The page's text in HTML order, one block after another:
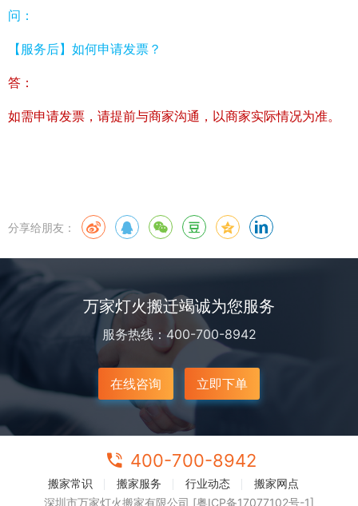
问：
【服务后】如何申请发票？
答：
如需申请发票，请提前与商家沟通，以商家实际情况为准。
分享给朋友：
万家灯火搬迁竭诚为您服务
服务热线：400-700-8942
在线咨询 立即下单
400-700-8942
搬家常识 搬家服务 行业动态
搬家网点
深圳市万家灯火搬家有限公司 [粤ICP备17077102号-1]